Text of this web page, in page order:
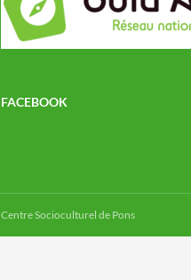
FACEBOOK
Centre Socioculturel de Pons